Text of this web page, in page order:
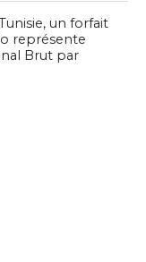
un forfait
représente
Brut par